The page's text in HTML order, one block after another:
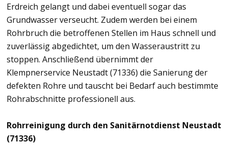
Erdreich gelangt und dabei eventuell sogar das
Grundwasser verseucht. Zudem werden bei einem
Rohrbruch die betroffenen Stellen im Haus schnell und
zuverlässig abgedichtet, um den Wasseraustritt zu
stoppen. Anschließend übernimmt der
Klempnerservice Neustadt (71336) die Sanierung der
defekten Rohre und tauscht bei Bedarf auch bestimmte
Rohrabschnitte professionell aus.
Rohrreinigung durch den Sanitärnotdienst Neustadt
(71336)